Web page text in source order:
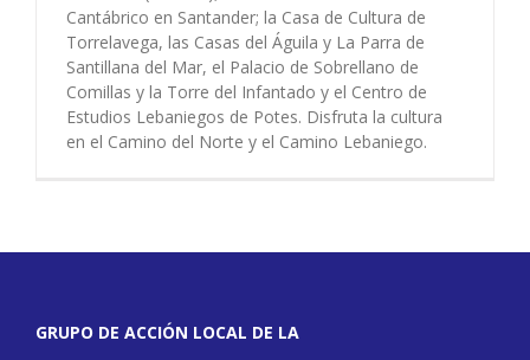
Cantábrico en Santander; la Casa de Cultura de
Torrelavega, las Casas del Águila y La Parra de
Santillana del Mar, el Palacio de Sobrellano de
Comillas y la Torre del Infantado y el Centro de
Estudios Lebaniegos de Potes. Disfruta la cultura
en el Camino del Norte y el Camino Lebaniego.
GRUPO DE ACCIÓN LOCAL DE LA